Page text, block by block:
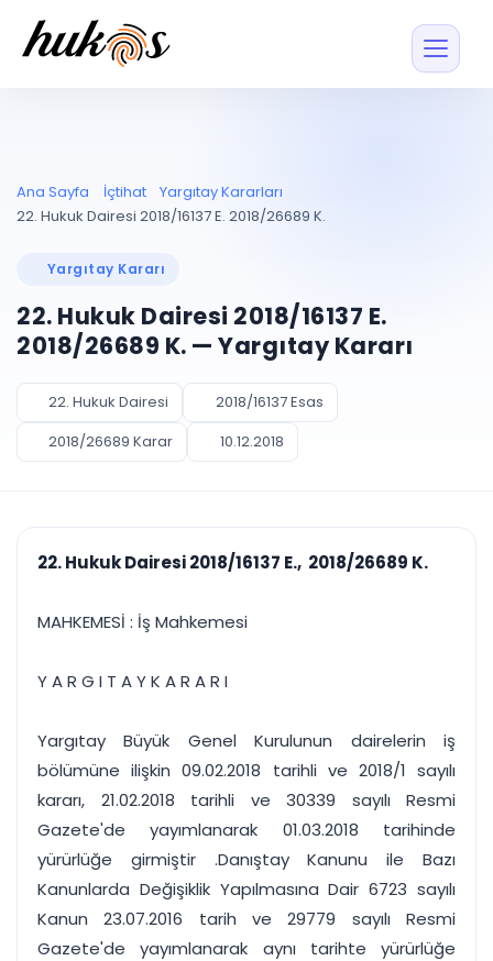
Entegrasyonu
UYAP ile otomatik
UYAP Evrak
Entegrasyonu
UETS Entegrasyonu
Tebligatları anında
Müvekkil ve taraf
Vekalet
PLANLAMA & TAKİP
Pano ve Takip
Duruşma ve görev
takvimi
Bildirim
Süreleri asla kaçırmayın
AKILLI & FİNANS
takibi
Tek panelde uçtan uca yönetim
Tüm özellikleri inceleyin Ücretsiz Başlayın
Blog
Ücretsiz Başlayın Giriş Yap
Ana Sayfa İçtihat
Yargıtay Kararları
22. Hukuk Dairesi 2018/16137 E. 2018/26689 K.
Yargıtay Kararı
22. Hukuk Dairesi 2018/16137 E.
2018/26689 K. — Yargıtay Kararı
22. Hukuk Dairesi
2018/16137 Esas
2018/26689 Karar
10.12.2018
22. Hukuk Dairesi 2018/16137 E., 2018/26689 K.
MAHKEMESİ : İş Mahkemesi
Y A R G I T A Y K A R A R I
Yargıtay Büyük Genel Kurulunun dairelerin iş
bölümüne ilişkin 09.02.2018 tarihli ve 2018/1 sayılı
kararı, 21.02.2018 tarihli ve 30339 sayılı Resmi
Gazete'de yayımlanarak 01.03.2018 tarihinde
yürürlüğe girmiştir .Danıştay Kanunu ile Bazı
Kanunlarda Değişiklik Yapılmasına Dair 6723 sayılı
Kanun 23.07.2016 tarih ve 29779 sayılı Resmi
Gazete'de yayımlanarak aynı tarihte yürürlüğe